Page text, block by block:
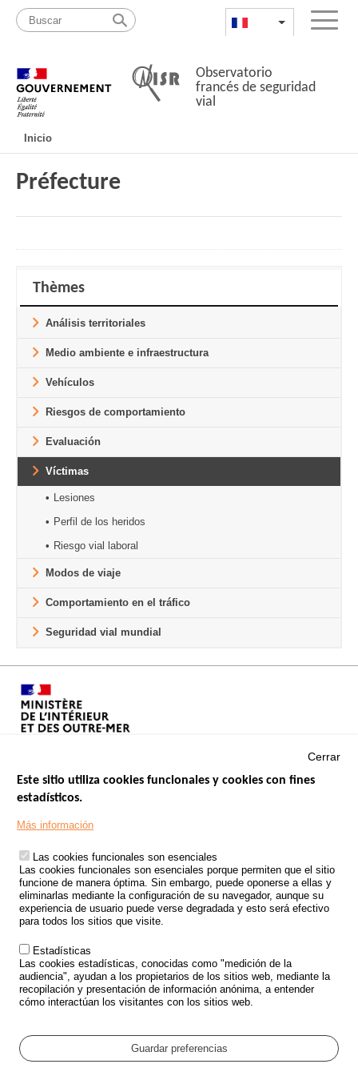
Pasar
contenido
Mapa
web
List additional
Menu
Observatorio
francés de seguridad
vial
principale
Inicio
Préfecture
Thèmes
Análisis territoriales
Medio ambiente e infraestructura
Vehículos
Riesgos de comportamiento
Evaluación
Víctimas
Lesiones
Perfil de los heridos
Riesgo vial laboral
Modos de viaje
Comportamiento en el tráfico
Seguridad vial mundial
Footer
TRATAMIENTO DE DATOS PERSONALES PROCEDENTES DE
ACCIDENTES DE TRÁFICO
ESTUDIOS
CONVOCATORIA DE PROYECTOS DE ESTUDIOS
POLÍTICA DE SEGURIDAD VIAL
Outils
EVENTOS
GLOSARIO
Cookie settings
Cerrar
Este sitio utiliza cookies funcionales y cookies con fines
estadísticos.
Más información
Las cookies funcionales son esenciales
Las cookies funcionales son esenciales porque permiten que el sitio
funcione de manera óptima. Sin embargo, puede oponerse a ellas y
eliminarlas mediante la configuración de su navegador, aunque su
experiencia de usuario puede verse degradada y esto será efectivo
para todos los sitios que visite.
Estadísticas
Las cookies estadísticas, conocidas como "medición de la
audiencia", ayudan a los propietarios de los sitios web, mediante la
recopilación y presentación de información anónima, a entender
cómo interactúan los visitantes con los sitios web.
Guardar preferencias